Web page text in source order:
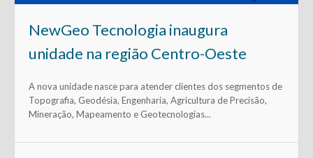
NewGeo Tecnologia inaugura
unidade na região Centro-Oeste
A nova unidade nasce para atender clientes dos segmentos de
Topografia, Geodésia, Engenharia, Agricultura de Precisão,
Mineração, Mapeamento e Geotecnologias...